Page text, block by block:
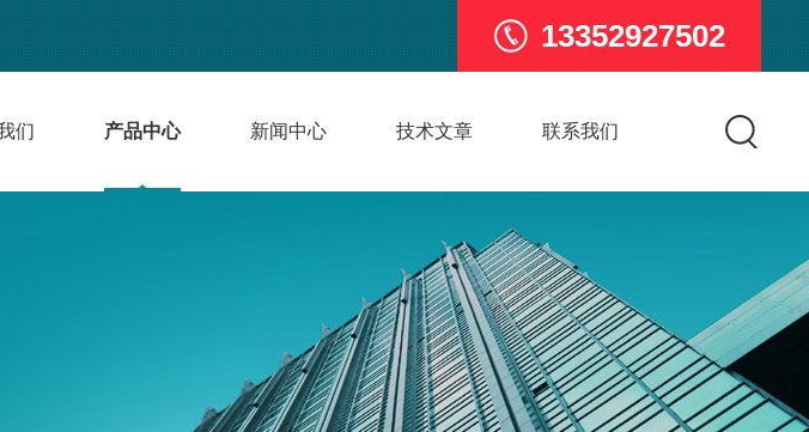
13352927502
们 产品中心 新闻中心 技术文章 联系我们